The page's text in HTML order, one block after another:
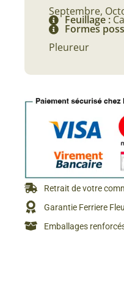
Septembre,
Feuillage :
Formes
Pleureur
Retrait de votre
Garantie Ferriere
Emballages